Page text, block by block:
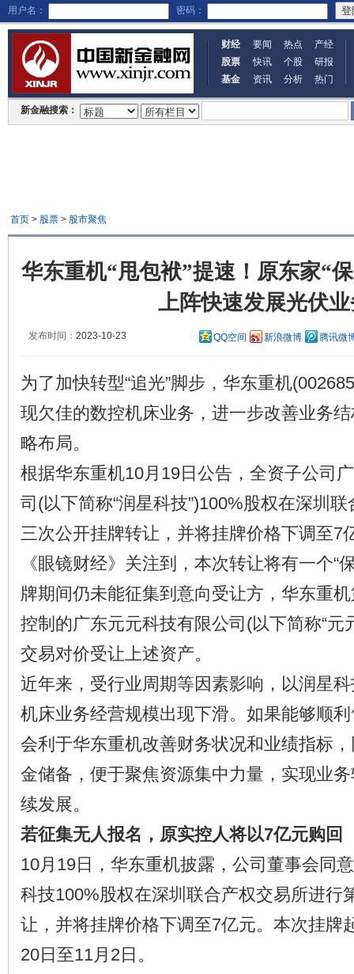
用户名： 密码：
财经 要闻 热点
产经
股票
快讯 个股
研报
基金
资讯 分析 热门
新金融搜索：
首页> 股票> 股市聚焦
华东重机“甩包袱”提速！原东家“
上阵快速发展光伏
发布时间： 2023-10-23 QQ空间 新浪微博 腾讯微
为了加快转型“追光”脚步，华东重机
现欠佳的数控机床业务，进一步改善业务
略布局。
根据华东重机10月19日公告，全资子公司
司(以下简称“润星科技”)100%股权在深圳
三次公开挂牌转让，并将挂牌价格下调至7
《眼镜财经》关注到，本次转让将有一个“
牌期间仍未能征集到意向受让方，华东重
控制的广东元元科技有限公司(以下简称“元
交易对价受让上述资产。
近年来，受行业周期等因素影响，以润星
机床业务经营规模出现下滑。如果能够顺
会利于华东重机改善财务状况和业绩指标
金储备，便于聚焦资源集中力量，实现业
续发展。
若征集无人报名，原实控人将以7亿元购回
10月19日，华东重机披露，公司董事会同
科技100%股权在深圳联合产权交易所进行
让，并将挂牌价格下调至7亿元。本次挂牌
20日至11月2日。